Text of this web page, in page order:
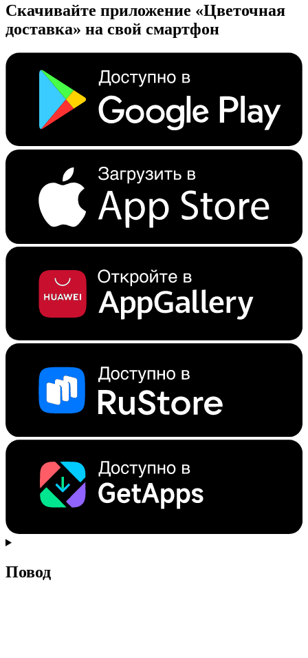
Скачивайте приложение «Цветочная
доставка» на свой смартфон
Повод